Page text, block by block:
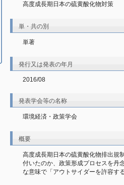
高度成長期日本の硫黄酸化物対策
単・共の別
単著
発行又は発表の年月
2016/08
発表学会等の名称
環境経済・政策学会
概要
高度成長期日本の硫黄酸化物排出規
付いたのか、政策形成プロセスを丹
な意味で「アウトサイダーを許容す